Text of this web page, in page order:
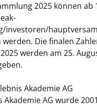
2025 können ab
investoren/
werden. Die finalen
werden am 25.
Akademie AG
Akademie AG wurde